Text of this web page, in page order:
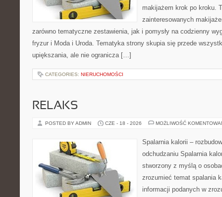
makijażem krok po kroku.
zainteresowanych
zarówno tematyczne zestawienia, jak i pomysły na codzienny
fryzur i Moda i Uroda. Tematyka strony skupia się przede
upiększania, ale nie ogranicza […]
CATEGORIES: NIERUCHOMOŚCI
RELAKS
POSTED BY ADMIN CZE - 18 - 2026 MOŻLIWOŚĆ
Spalarnia kalorii –
odchudzaniu Spalarnia
stworzony z myślą o
zrozumieć temat spalania
informacji podanych w